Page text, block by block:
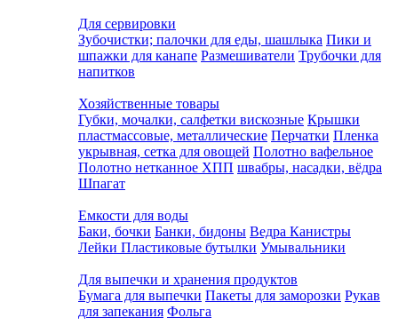
Для сервировки
Зубочистки; палочки для еды, шашлыка Пики и
шпажки для канапе Размешиватели Трубочки для
напитков
Хозяйственные товары
Губки, мочалки, салфетки вискозные Крышки
пластмассовые, металлические Перчатки Пленка
укрывная, сетка для овощей Полотно вафельное
Полотно нетканное ХПП швабры, насадки, вёдра
Шпагат
Емкости для воды
Баки, бочки Банки, бидоны Ведра Канистры
Лейки Пластиковые бутылки Умывальники
Для выпечки и хранения продуктов
Бумага для выпечки Пакеты для заморозки Рукав
для запекания Фольга